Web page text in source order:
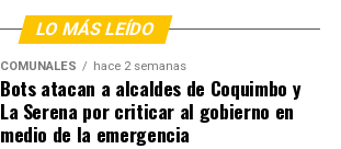
LO MÁS LEÍDO
COMUNALES hace 2 semanas
Bots atacan a alcaldes de Coquimbo y
La Serena por criticar al gobierno en
medio de la emergencia